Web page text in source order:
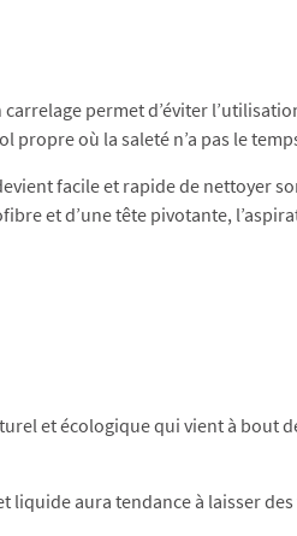
carrelage permet d’éviter
propre où la saleté n’a pas le
facile et rapide de nettoyer
et d’une tête pivotante,
et écologique qui vient à bout
liquide aura tendance à laisser